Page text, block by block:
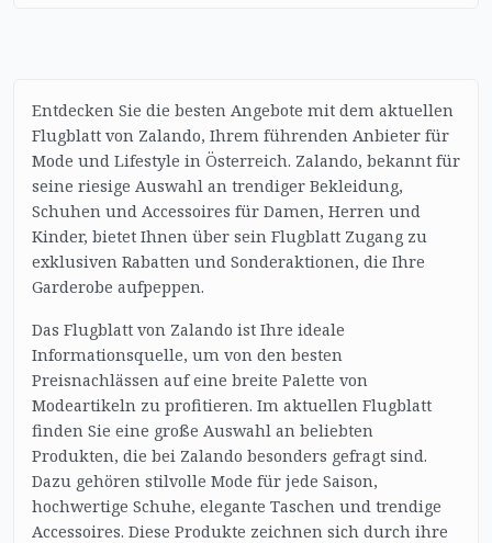
Entdecken Sie die besten Angebote mit dem aktuellen
Flugblatt von Zalando, Ihrem führenden Anbieter für
Mode und Lifestyle in Österreich. Zalando, bekannt für
seine riesige Auswahl an trendiger Bekleidung,
Schuhen und Accessoires für Damen, Herren und
Kinder, bietet Ihnen über sein Flugblatt Zugang zu
exklusiven Rabatten und Sonderaktionen, die Ihre
Garderobe aufpeppen.
Das Flugblatt von Zalando ist Ihre ideale
Informationsquelle, um von den besten
Preisnachlässen auf eine breite Palette von
Modeartikeln zu profitieren. Im aktuellen Flugblatt
finden Sie eine große Auswahl an beliebten
Produkten, die bei Zalando besonders gefragt sind.
Dazu gehören stilvolle Mode für jede Saison,
hochwertige Schuhe, elegante Taschen und trendige
Accessoires. Diese Produkte zeichnen sich durch ihre